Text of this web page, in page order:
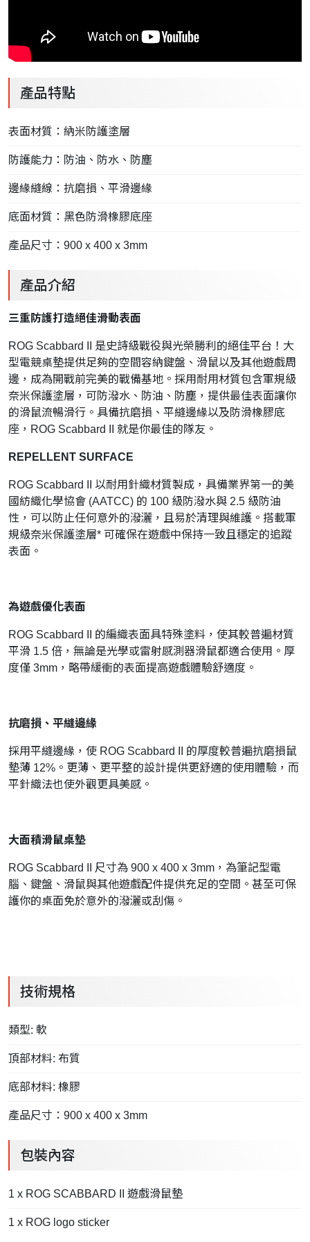
產品特點
表面材質：納米防護塗層
防護能力：防油、防水、防塵
邊緣縫線：抗磨損、平滑邊緣
底面材質：黑色防滑橡膠底座
產品尺寸：900 x 400 x 3mm
產品介紹
三重防護打造絕佳滑動表面
ROG Scabbard II 是史詩級戰役與光榮勝利的絕佳平台！大
型電競桌墊提供足夠的空間容納鍵盤、滑鼠以及其他遊戲周
邊，成為開戰前完美的戰備基地。採用耐用材質包含軍規級
奈米保護塗層，可防潑水、防油、防塵，提供最佳表面讓你
的滑鼠流暢滑行。具備抗磨損、平縫邊緣以及防滑橡膠底
座，ROG Scabbard II 就是你最佳的隊友。
REPELLENT SURFACE
ROG Scabbard II 以耐用針織材質製成，具備業界第一的美
國紡織化學協會 (AATCC) 的 100 級防潑水與 2.5 級防油
性，可以防止任何意外的潑灑，且易於清理與維護。搭載軍
規級奈米保護塗層* 可確保在遊戲中保持一致且穩定的追蹤
表面。
為遊戲優化表面
ROG Scabbard II 的編織表面具特殊塗料，使其較普遍材質
平滑 1.5 倍，無論是光學或雷射感測器滑鼠都適合使用。厚
度僅 3mm，略帶緩衝的表面提高遊戲體驗舒適度。
抗磨損、平縫邊緣
採用平縫邊緣，使 ROG Scabbard II 的厚度較普遍抗磨損鼠
墊薄 12%。更薄、更平整的設計提供更舒適的使用體驗，而
平針織法也使外觀更具美感。
大面積滑鼠桌墊
ROG Scabbard II 尺寸為 900 x 400 x 3mm，為筆記型電
腦、鍵盤、滑鼠與其他遊戲配件提供充足的空間。甚至可保
護你的桌面免於意外的潑灑或刮傷。
技術規格
類型: 軟
頂部材料: 布質
底部材料: 橡膠
產品尺寸：900 x 400 x 3mm
包裝內容
1 x ROG SCABBARD II 遊戲滑鼠墊
1 x ROG logo sticker